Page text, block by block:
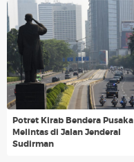
Potret Kirab Bendera Pusaka
Melintas di Jalan Jenderal
Sudirman